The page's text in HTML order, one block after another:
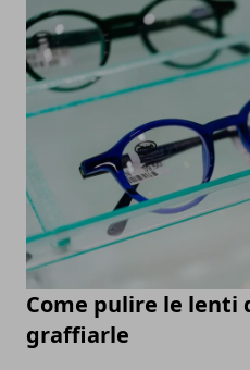
Come pulire le lenti
graffiarle